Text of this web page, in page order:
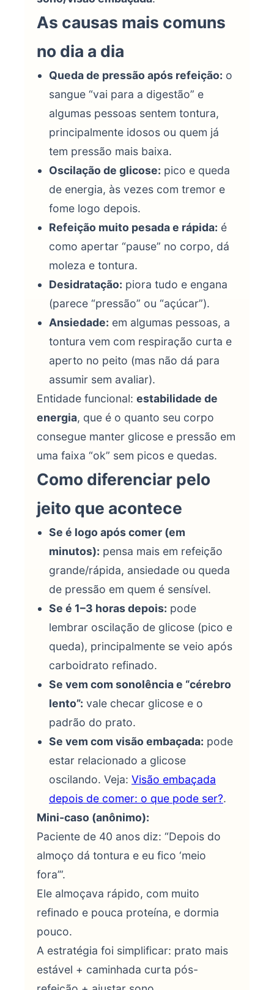
As causas mais comuns
no dia a dia
Queda de pressão após refeição: o
sangue “vai para a digestão” e
algumas pessoas sentem tontura,
principalmente idosos ou quem já
tem pressão mais baixa.
Oscilação de glicose: pico e queda
de energia, às vezes com tremor e
fome logo depois.
Refeição muito pesada e rápida: é
como apertar “pause” no corpo, dá
moleza e tontura.
Desidratação: piora tudo e engana
(parece “pressão” ou “açúcar”).
Ansiedade: em algumas pessoas, a
tontura vem com respiração curta e
aperto no peito (mas não dá para
assumir sem avaliar).
Entidade funcional: estabilidade de
energia, que é o quanto seu corpo
consegue manter glicose e pressão em
uma faixa “ok” sem picos e quedas.
Como diferenciar pelo
jeito que acontece
Se é logo após comer (em
minutos): pensa mais em refeição
grande/rápida, ansiedade ou queda
de pressão em quem é sensível.
Se é 1–3 horas depois: pode
lembrar oscilação de glicose (pico e
queda), principalmente se veio após
carboidrato refinado.
Se vem com sonolência e “cérebro
lento”: vale checar glicose e o
padrão do prato.
Se vem com visão embaçada: pode
estar relacionado a glicose
oscilando. Veja: Visão embaçada
depois de comer: o que pode ser?.
Mini-caso (anônimo):
Paciente de 40 anos diz: “Depois do
almoço dá tontura e eu fico ‘meio
fora’”.
Ele almoçava rápido, com muito
refinado e pouca proteína, e dormia
pouco.
A estratégia foi simplificar: prato mais
estável + caminhada curta pós-